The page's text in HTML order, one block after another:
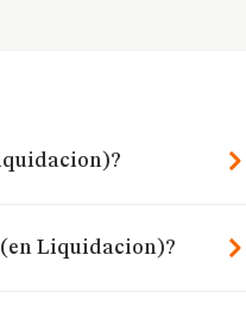
Liquidacion)?